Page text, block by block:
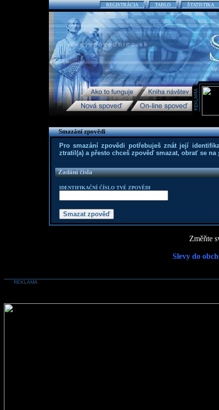
REGISTRÁCIA TABLO ŠTATISTIKA
Smazání zpovědi
Pro smazání zpovědi potřebuješ znát její
ztratil(a) a přesto chceš zpověď smazat, obrať se na
Zadání čísla
IDENTIFIKAČNÍ ČÍSLO TVÉ ZPOVĚDI
Změňte
Slevy do
REKLAMA